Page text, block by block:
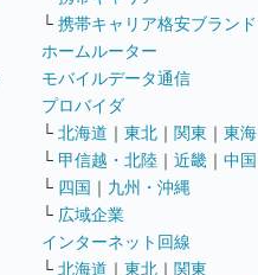
└ 携帯キャリア格安ブランド
ホームルーター
モバイルデータ通信
プロバイダ
└ 北海道 ｜ 東北 ｜ 関東 ｜ 東海
└ 甲信越・北陸 ｜ 近畿 ｜ 中国
└ 四国 ｜ 九州・沖縄
└ 広域企業
インターネット回線
└ 北海道 ｜ 東北 ｜ 関東